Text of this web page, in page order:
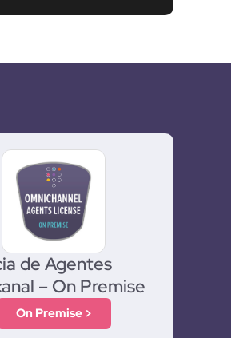
de Agentes
– On Premise
On Premise >